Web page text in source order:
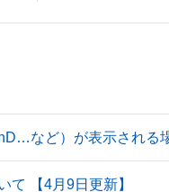
など）が表示される
て 【4月9日更新】